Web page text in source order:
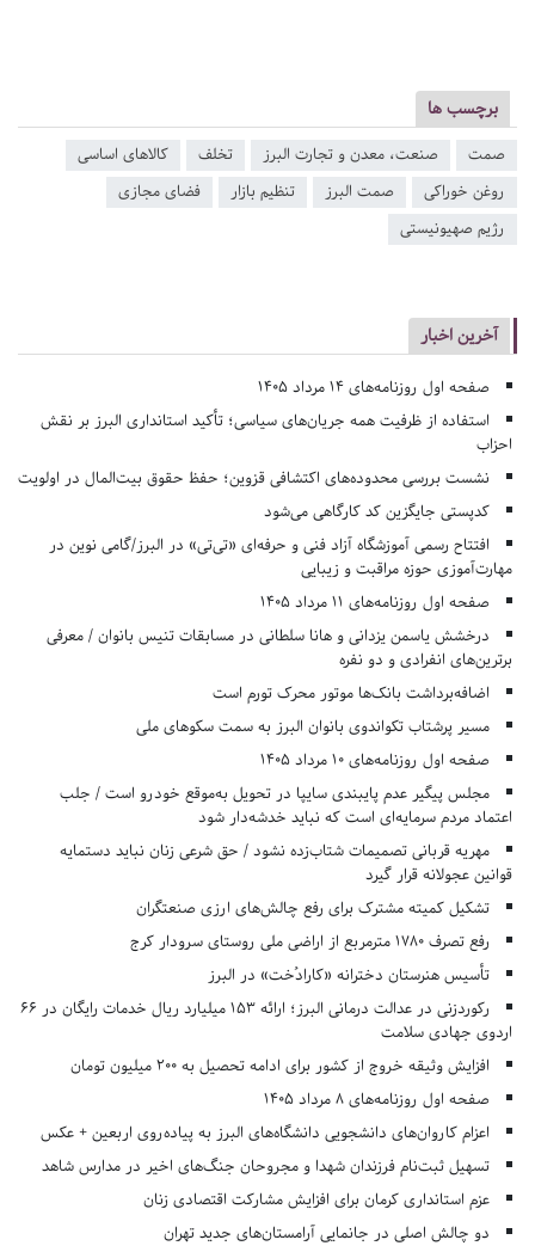
برچسب ها
صمت صنعت، معدن و تجارت البرز تخلف
کالاهای اساسی
روغن خوراکی
صمت البرز تنظیم بازار
فضای مجازی
رژیم صهیونیستی
آخرین اخبار
صفحه اول روزنامه‌های 14 مرداد 1405
استفاده از ظرفیت همه جریان‌های سیاسی؛ تأکید استانداری البرز بر نقش
احزاب
نشست بررسی محدوده‌های اکتشافی قزوین؛ حفظ حقوق بیت‌المال در اولویت
کدپستی جایگزین کد کارگاهی می‌شود
افتتاح رسمی آموزشگاه آزاد فنی و حرفه‌ای «تی‌تی» در البرز/گامی نوین در
مهارت‌آموزی حوزه مراقبت و زیبایی
صفحه اول روزنامه‌های 11 مرداد 1405
درخشش یاسمن یزدانی و هانا سلطانی در مسابقات تنیس بانوان / معرفی
برترین‌های انفرادی و دو نفره
اضافه‌برداشت بانک‌ها موتور محرک تورم است
مسیر پرشتاب تکواندوی بانوان البرز به سمت سکوهای ملی
صفحه اول روزنامه‌های 10 مرداد 1405
مجلس پیگیر عدم پایبندی سایپا در تحویل به‌موقع خودرو است / جلب
اعتماد مردم سرمایه‌ای است که نباید خدشه‌دار شود
مهریه قربانی تصمیمات شتاب‌زده نشود / حق شرعی زنان نباید دستمایه
قوانین عجولانه قرار گیرد
تشکیل کمیته مشترک برای رفع چالش‌های ارزی صنعتگران
رفع تصرف ۱۷۸۰ مترمربع از اراضی ملی روستای سرودار کرج
تأسیس هنرستان دخترانه «کارادُخت» در البرز
رکوردزنی در عدالت درمانی البرز؛ ارائه ۱۵۳ میلیارد ریال خدمات رایگان در ۶۶
اردوی جهادی سلامت
افزایش وثیقه خروج از کشور برای ادامه تحصیل به ۲۰۰ میلیون تومان
صفحه اول روزنامه‌های 8 مرداد 1405
اعزام کاروان‌های دانشجویی دانشگاه‌های البرز به پیاده‌روی اربعین + عکس
تسهیل ثبت‌نام فرزندان شهدا و مجروحان جنگ‌های اخیر در مدارس شاهد
عزم استانداری کرمان برای افزایش مشارکت اقتصادی زنان
دو چالش اصلی در جانمایی آرامستان‌های جدید تهران